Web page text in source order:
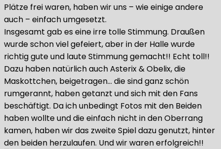
Plätze frei waren, haben wir uns – wie einige andere
auch – einfach umgesetzt.
Insgesamt gab es eine irre tolle Stimmung. Draußen
wurde schon viel gefeiert, aber in der Halle wurde
richtig gute und laute Stimmung gemacht!! Echt toll!!
Dazu haben natürlich auch Asterix & Obelix, die
Maskottchen, beigetragen… die sind ganz schön
rumgerannt, haben getanzt und sich mit den Fans
beschäftigt. Da ich unbedingt Fotos mit den Beiden
haben wollte und die einfach nicht in den Oberrang
kamen, haben wir das zweite Spiel dazu genutzt, hinter
den beiden herzulaufen. Und wir waren erfolgreich!!